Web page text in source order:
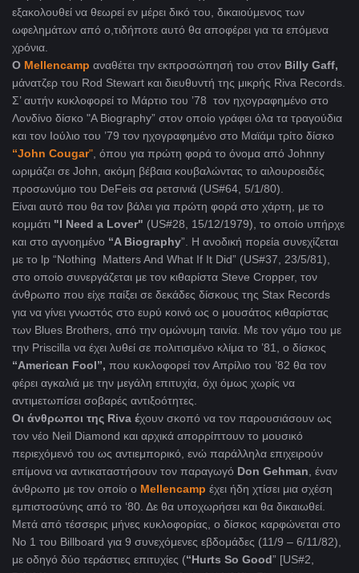
εξακολουθεί να θεωρεί εν μέρει δικό του, δικαιούμενος των
ωφελημάτων από ο,τιδήποτε αυτό θα αποφέρει για τα επόμενα
χρόνια.
Ο Mellencamp αναθέτει την εκπροσώπησή του στον Billy Gaff,
μάνατζερ του Rod Stewart και διευθυντή της μικρής Riva Records.
Σ’ αυτήν κυκλοφορεί το Μάρτιο του ’78 τον ηχογραφημένο στο
Λονδίνο δίσκο "Α Βiography” στον οποίο γράφει όλα τα τραγούδια
και τον Ιούλιο του ’79 τον ηχογραφημένο στο Μαϊάμι τρίτο δίσκο
“John Cougar", όπου για πρώτη φορά το όνομα από Johnny
ωριμάζει σε John, ακόμη βέβαια κουβαλώντας το αιλουροειδές
προσωνύμιο του DeFeis σα ρετσινιά (US#64, 5/1/80).
Είναι αυτό που θα τον βάλει για πρώτη φορά στο χάρτη, με το
κομμάτι "I Need a Lover" (US#28, 15/12/1979), το οποίο υπήρχε
και στο αγνοημένο “A Biography”. Η ανοδική πορείa συνεχίζεται
με το lp “Nothing Matters And What If It Did” (US#37, 23/5/81),
στο οποίο συνεργάζεται με τον κιθαρίστα Steve Cropper, τον
άνθρωπο που είχε παίξει σε δεκάδες δίσκους της Stax Records
για να γίνει γνωστός στο ευρύ κοινό ως ο μουσάτος κιθαρίστας
των Blues Brothers, από την ομώνυμη ταινία. Με τον γάμο του με
την Priscilla να έχει λυθεί σε πολιτισμένο κλίμα το ’81, ο δίσκος
“American Fool”, που κυκλοφορεί τον Απρίλιο του ’82 θα τον
φέρει αγκαλιά με την μεγάλη επιτυχία, όχι όμως χωρίς να
αντιμετωπίσει σοβαρές αντιξοότητες.
Oι άνθρωποι της Riva έχουν σκοπό να τον παρουσιάσουν ως
τον νέο Neil Diamond και αρχικά απορρίπτουν το μουσικό
περιεχόμενό του ως αντιεμπορικό, ενώ παράλληλα επιχειρούν
επίμονα να αντικαταστήσουν τον παραγωγό Don Gehman, έναν
άνθρωπο με τον οποίο ο Mellencamp έχει ήδη χτίσει μια σχέση
εμπιστοσύνης από το ‘80. Δε θα υποχωρήσει και θα δικαιωθεί.
Μετά από τέσσερις μήνες κυκλοφορίας, ο δίσκος καρφώνεται στο
Νο 1 του Billboard για 9 συνεχόμενες εβδομάδες (11/9 – 6/11/82),
με οδηγό δύο τεράστιες επιτυχίες (“Hurts So Good” [US#2,